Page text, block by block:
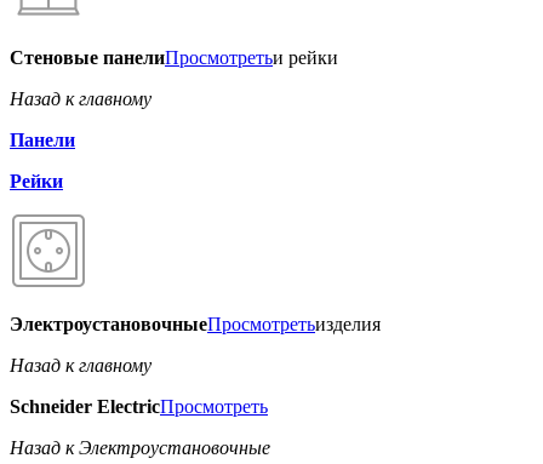
Стеновые панелиПросмотретьи рейки
Назад к главному
Панели
Рейки
ЭлектроустановочныеПросмотретьизделия
Назад к главному
Schneider ElectricПросмотреть
Назад к Электроустановочные